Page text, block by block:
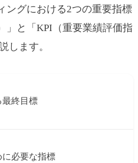
ングにおける2つの重要指標
」と「KPI（重要業績評価指
します。
最終目標
に必要な指標